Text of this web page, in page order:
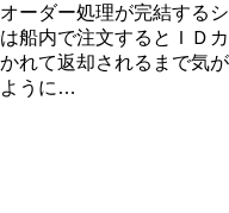
ーダー処理が完結するシ
船内で注文するとＩＤカ
れて返却されるまで気が
ように…